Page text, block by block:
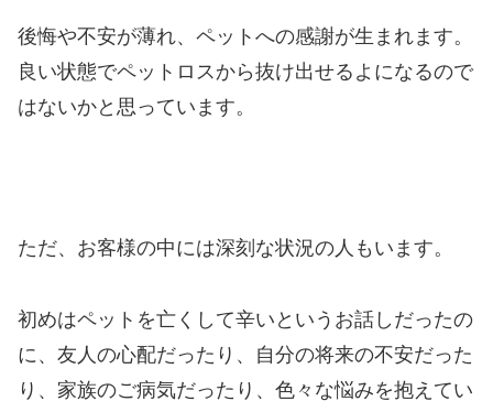
後悔や不安が薄れ、ペットへの感謝が生まれます。
良い状態でペットロスから抜け出せるよになるので
はないかと思っています。
ただ、お客様の中には深刻な状況の人もいます。
初めはペットを亡くして辛いというお話しだったの
に、友人の心配だったり、自分の将来の不安だった
り、家族のご病気だったり、色々な悩みを抱えてい